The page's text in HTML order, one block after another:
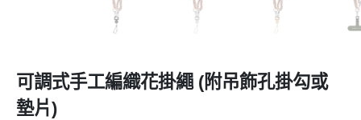
可調式手工編織花掛繩 (附吊飾孔掛勾或
墊片)